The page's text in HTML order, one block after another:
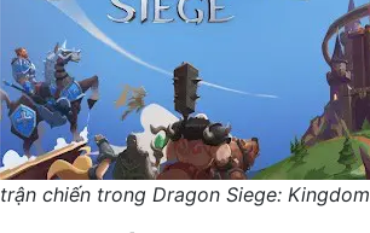
trận chiến trong Dragon Siege: